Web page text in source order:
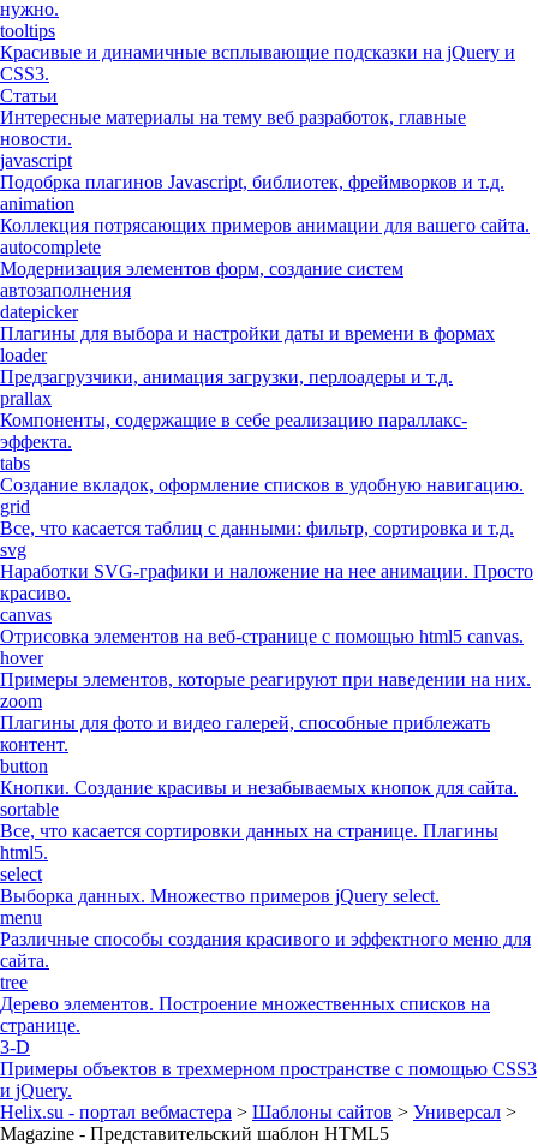
нужно.
tooltips
Красивые и динамичные всплывающие подсказки на jQuery и
CSS3.
Статьи
Интересные материалы на тему веб разработок, главные
новости.
javascript
Подобрка плагинов Javascript, библиотек, фреймворков и т.д.
animation
Коллекция потрясающих примеров анимации для вашего сайта.
autocomplete
Модернизация элементов форм, создание систем
автозаполнения
datepicker
Плагины для выбора и настройки даты и времени в формах
loader
Предзагрузчики, анимация загрузки, перлоадеры и т.д.
prallax
Компоненты, содержащие в себе реализацию параллакс-
эффекта.
tabs
Создание вкладок, оформление списков в удобную навигацию.
grid
Все, что касается таблиц с данными: фильтр, сортировка и т.д.
svg
Наработки SVG-графики и наложение на нее анимации. Просто
красиво.
canvas
Отрисовка элементов на веб-странице с помощью html5 canvas.
hover
Примеры элементов, которые реагируют при наведении на них.
zoom
Плагины для фото и видео галерей, способные приблежать
контент.
button
Кнопки. Создание красивы и незабываемых кнопок для сайта.
sortable
Все, что касается сортировки данных на странице. Плагины
html5.
select
Выборка данных. Множество примеров jQuery select.
menu
Различные способы создания красивого и эффектного меню для
сайта.
tree
Дерево элементов. Построение множественных списков на
странице.
3-D
Примеры объектов в трехмерном пространстве с помощью CSS3
и jQuery.
Helix.su - портал вебмастера > Шаблоны сайтов > Универсал >
Magazine - Представительский шаблон HTML5